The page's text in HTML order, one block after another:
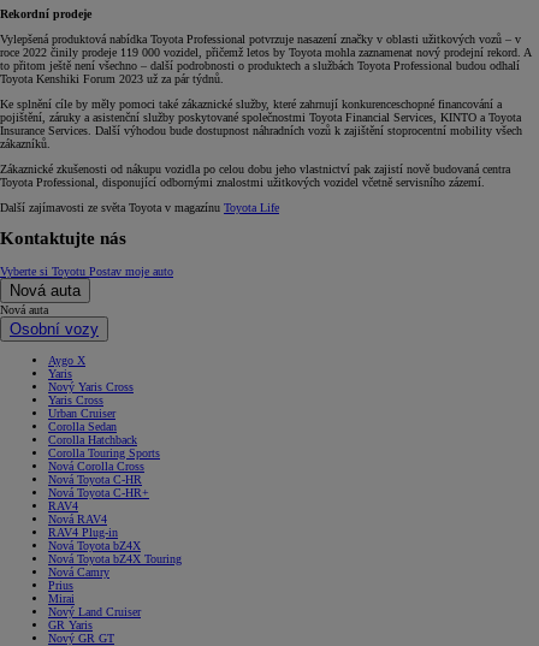
Rekordní prodeje
Vylepšená produktová nabídka Toyota Professional potvrzuje nasazení značky v oblasti užitkových vozů – v
roce 2022 činily prodeje 119 000 vozidel, přičemž letos by Toyota mohla zaznamenat nový prodejní rekord. A
to přitom ještě není všechno – další podrobnosti o produktech a službách Toyota Professional budou odhalí
Toyota Kenshiki Forum 2023 už za pár týdnů.
Ke splnění cíle by měly pomoci také zákaznické služby, které zahrnují konkurenceschopné financování a
pojištění, záruky a asistenční služby poskytované společnostmi Toyota Financial Services, KINTO a Toyota
Insurance Services. Další výhodou bude dostupnost náhradních vozů k zajištění stoprocentní mobility všech
zákazníků.
Zákaznické zkušenosti od nákupu vozidla po celou dobu jeho vlastnictví pak zajistí nově budovaná centra
Toyota Professional, disponující odbornými znalostmi užitkových vozidel včetně servisního zázemí.
Další zajímavosti ze světa Toyota v magazínu Toyota Life
Kontaktujte nás
Vyberte si Toyotu Postav moje auto
Nová auta
Nová auta
Osobní vozy
Aygo X
Yaris
Nový Yaris Cross
Yaris Cross
Urban Cruiser
Corolla Sedan
Corolla Hatchback
Corolla Touring Sports
Nová Corolla Cross
Nová Toyota C-HR
Nová Toyota C-HR+
RAV4
Nová RAV4
RAV4 Plug-in
Nová Toyota bZ4X
Nová Toyota bZ4X Touring
Nová Camry
Prius
Mirai
Nový Land Cruiser
GR Yaris
Nový GR GT